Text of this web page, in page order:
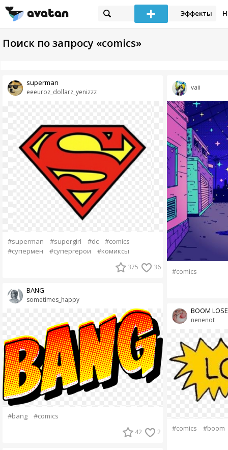
Эффекты
Поиск по запросу «comics»
eeeuroz_dollarz_yenizzz
superman
#superman #supergirl #dc
#comics
#супермен
#супергерои #комиксы
375 36
sometimes_happy
BANG
#bang #comics
42 2
vaii
#comics
nenenot
BOOM
#comics #boom